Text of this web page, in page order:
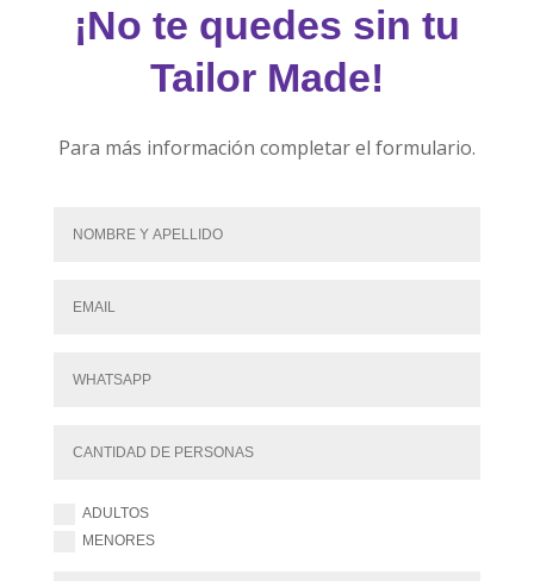
¡No te quedes sin tu
Tailor Made!
Para más información completar el formulario.
ADULTOS
MENORES